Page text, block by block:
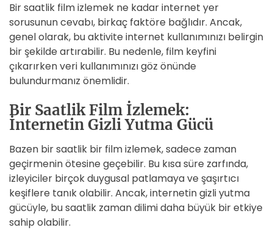
Bir saatlik film izlemek ne kadar internet yer
sorusunun cevabı, birkaç faktöre bağlıdır. Ancak,
genel olarak, bu aktivite internet kullanımınızı belirgin
bir şekilde artırabilir. Bu nedenle, film keyfini
çıkarırken veri kullanımınızı göz önünde
bulundurmanız önemlidir.
Bir Saatlik Film İzlemek:
İnternetin Gizli Yutma Gücü
Bazen bir saatlik bir film izlemek, sadece zaman
geçirmenin ötesine geçebilir. Bu kısa süre zarfında,
izleyiciler birçok duygusal patlamaya ve şaşırtıcı
keşiflere tanık olabilir. Ancak, internetin gizli yutma
gücüyle, bu saatlik zaman dilimi daha büyük bir etkiye
sahip olabilir.